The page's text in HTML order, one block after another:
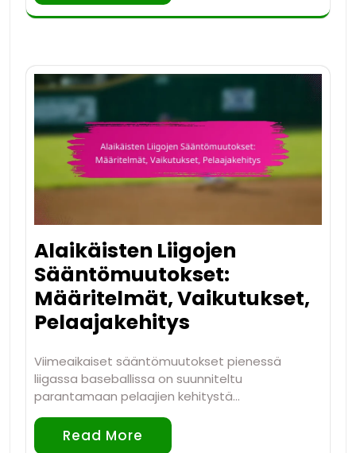
Alaikäisten Liigojen
Sääntömuutokset:
Määritelmät, Vaikutukset,
Pelaajakehitys
Viimeaikaiset sääntömuutokset pienessä
liigassa baseballissa on suunniteltu
parantamaan pelaajien kehitystä…
Read More